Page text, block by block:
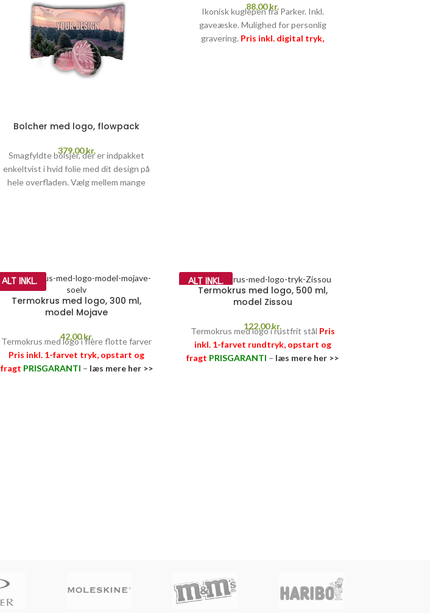
Bolcher med logo, flowpack
379,00kr.
Smagfyldte bolsjer, der er indpakket
enkeltvist i hvid folie med dit design på
hele overfladen. Vælg mellem mange
88,00kr.
Ikonisk kuglepen fra Parker. Inkl.
gaveæske. Mulighed for personlig
gravering. Pris inkl. digital tryk,
ALT INKL.
Termokrus med logo, 300 ml,
model Mojave
42,00kr.
Termokrus med logo i flere flotte farver
Pris inkl. 1-farvet tryk, opstart og
fragt PRISGARANTI – læs mere her >>
ALT INKL.
Termokrus med logo, 500 ml,
model Zissou
122,00kr.
Termokrus med logo i rustfrit stål Pris
inkl. 1-farvet rundtryk, opstart og
fragt PRISGARANTI – læs mere her >>